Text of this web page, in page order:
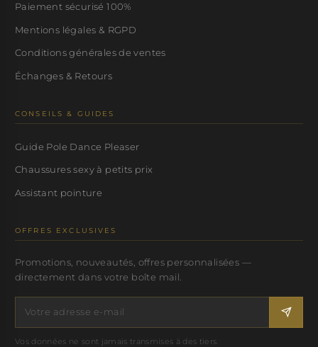
Paiement sécurisé 100%
Mentions légales & RGPD
Conditions générales de ventes
Échanges & Retours
CONSEILS & GUIDES
Guide Pole Dance Pleaser
Chaussures sexy à petits prix
Assistant pointure
OFFRES EXCLUSIVES
Promotions, nouveautés, offres personnalisées —
directement dans votre boîte mail.
Vos données ne sont jamais transmises à des tiers.